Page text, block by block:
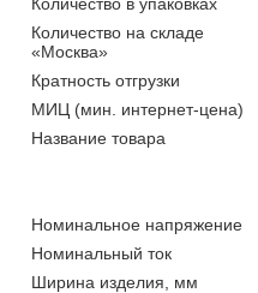
Количество на складе
«Москва»
Кратность отгрузки
МИЦ (мин. интернет-цена)
Название товара
Номинальное напряжение
Номинальный ток
Ширина изделия, мм